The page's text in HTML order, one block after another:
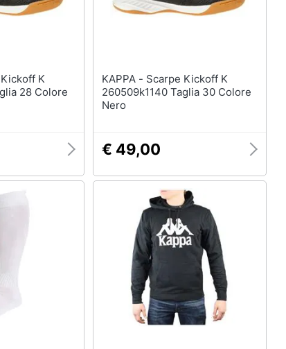
Collane
28 Colore
KAPPA - Scarpe Kickoff K
260509k1140 Taglia 30 Colore
Nero
€ 49,00